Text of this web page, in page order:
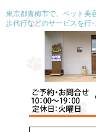
東京都青梅市で、ペット美
歩代行などのサービスを行